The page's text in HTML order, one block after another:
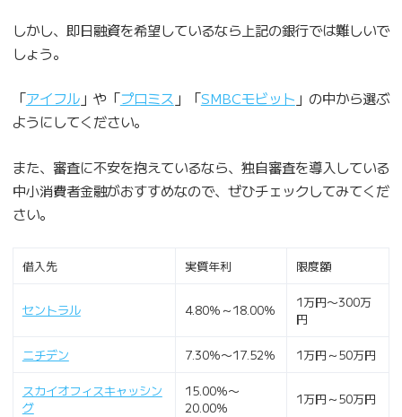
しかし、即日融資を希望しているなら上記の銀行では難しいで
しょう。
「アイフル」や「プロミス 」「SMBCモビット 」の中から選ぶ
ようにしてください。
また、審査に不安を抱えているなら、独自審査を導入している
中小消費者金融がおすすめなので、ぜひチェックしてみてくだ
さい。
借入先 実質年利 限度額
セントラル 4.80％～18.00％
1万円〜300万
円
ニチデン 7.30％〜17.52％ 1万円～50万円
スカイオフィスキャッシン
グ
15.00％〜
20.00％
1万円～50万円